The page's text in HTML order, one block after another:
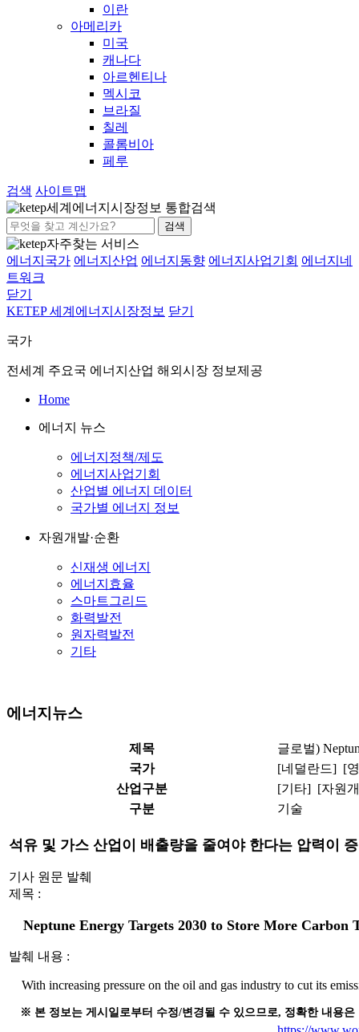
이란
아메리카
미국
캐나다
아르헨티나
멕시코
브라질
칠레
콜롬비아
페루
검색 사이트맵
세계에너지시장정보 통합검색
검색
자주찾는 서비스
에너지국가 에너지산업 에너지동향 에너지사업기회 에너지네
트워크
닫기
KETEP 세계에너지시장정보 닫기
국가
전세계 주요국 에너지산업 해외시장 정보제공
Home
에너지 뉴스
에너지정책/제도
에너지사업기회
산업별 에너지 데이터
국가별 에너지 정보
자원개발·순환
신재생 에너지
에너지효율
스마트그리드
화력발전
원자력발전
기타
에너지뉴스
제목
글로벌)
국가
[네덜란드] [
산업구분
[기타] [자원
구분
기술
석유 및 가스 산업이 배출량을 줄여야 한다는 압력이
기사 원문 발췌
제목 :
Neptune Energy Targets 2030 to Store More Carbon
발췌 내용 :
With increasing pressure on the oil and gas industry to cut its
※ 본 정보는 게시일로부터 수정/변경될 수 있으므로, 정확한 내용